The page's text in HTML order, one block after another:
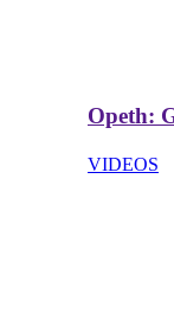
Opeth:
VIDEOS